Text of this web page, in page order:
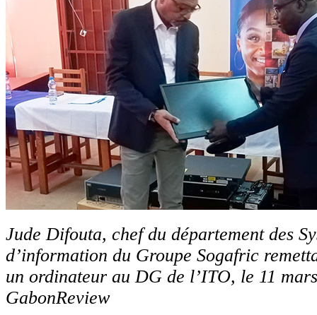
Jude Difouta, chef du département des
d’information du Groupe Sogafric
un ordinateur au DG de l’ITO, le 11
GabonReview